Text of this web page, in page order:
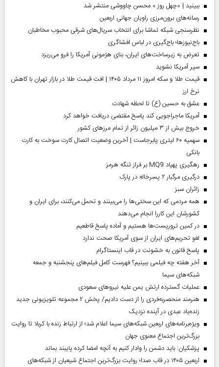
ببینید | «چهل روز » محسن چاووشی منتشر شد
رسانه‌های برون‌مرزی راویان جهانی اربعین
نظرسنجی شبکه تماشا برای انتخاب سریال‌های شرقی محبوب مخاطبان
باج‌نیوزها؛ باج‌گیری در لباس افشاگری
تعرض به زیرساخت‌های ایران، بنای هژمونی آمریکا را فرو می‌ریزد
سپر آمریکا نشوید
قیمت طلا و سکه امروز ۱۱ مرداد ۱۴۰۵ | افت قیمت طلا در بازار تهران با کاهش
نرخ ارز
عشق به حسین (ع) تا لحظه شهادت
آمریکا ماجراجویی کند پاسخ مقتضی دریافت خواهد کرد
خروج بیش از ۳ میلیون زائر از تمام مرز‌های کشور
سهمیه ۶۰ لیتری پابرجاست | آخرین وضعیت اتصال کارت سوخت به کارت
بانکی
رهگیری پهپاد MQ9 بر فراز تنگه هرمز
درگیری مرگبار ۲ پسرخاله در پارک
‌زائران سبز
همه مردمی که این سختی‌ها را می‌بینند و تحمل می‌کنند، برای ایران و
کشورشان این کاررا انجام می‌دهند
در کمین تروریست‌ها هستیم و آماده پاسخ قاطعیم
لغو تحریم‌های ایران از سوی آمریکا صحت ندارد
پاسخ قانون به خشونت در قاب اینستاگرام
آخر هفته چه فیلمی ببینیم؟ فهرست کامل فیلم‌های پنجشنبه و جمعه
شبکه‌های سیما
عملیات گسترده ارتش یمن علیه نیروهای سعودی
هنرمند منحصر‌به‌فردی را از دست دادیم/ پخش ۲ مجموعه تلویزیونی جدید
زنده‌یاد عبدی در آینده نزدیک
ویژه‌برنامه‌های اربعین شبکه‌های سیما اعلام شد؛ از ارتباط زنده با کربلا تا روایت
بزرگ‌ترین اجتماع معنوی جهان
پزشکیان: باید دشمن را وادار کنیم به آنچه امضا کرده پایبند بماند
اربعین ۱۴۰۵ در قاب صدا؛ روایت بزرگ‌ترین اجتماع شیعیان از شبکه‌های